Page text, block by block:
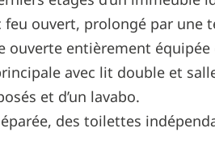
feu ouvert, prolongé par une
ouverte entièrement
avec lit double et
et d’un lavabo.
des toilettes